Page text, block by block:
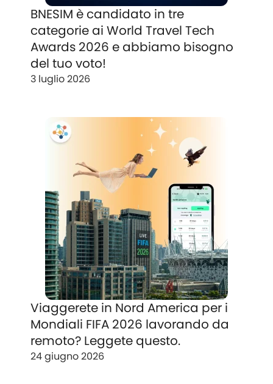
BNESIM è candidato in tre
categorie ai World Travel Tech
Awards 2026 e abbiamo bisogno
del tuo voto!
3 luglio 2026
Viaggerete in Nord America per i
Mondiali FIFA 2026 lavorando da
remoto? Leggete questo.
24 giugno 2026